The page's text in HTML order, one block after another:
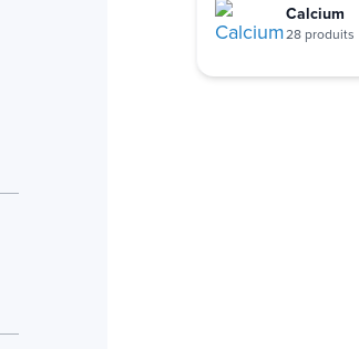
Calcium
28 produits